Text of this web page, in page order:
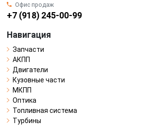
Офис продаж
+7 (918) 245-00-99
Навигация
Запчасти
АКПП
Двигатели
Кузовные части
МКПП
Оптика
Топливная система
Турбины